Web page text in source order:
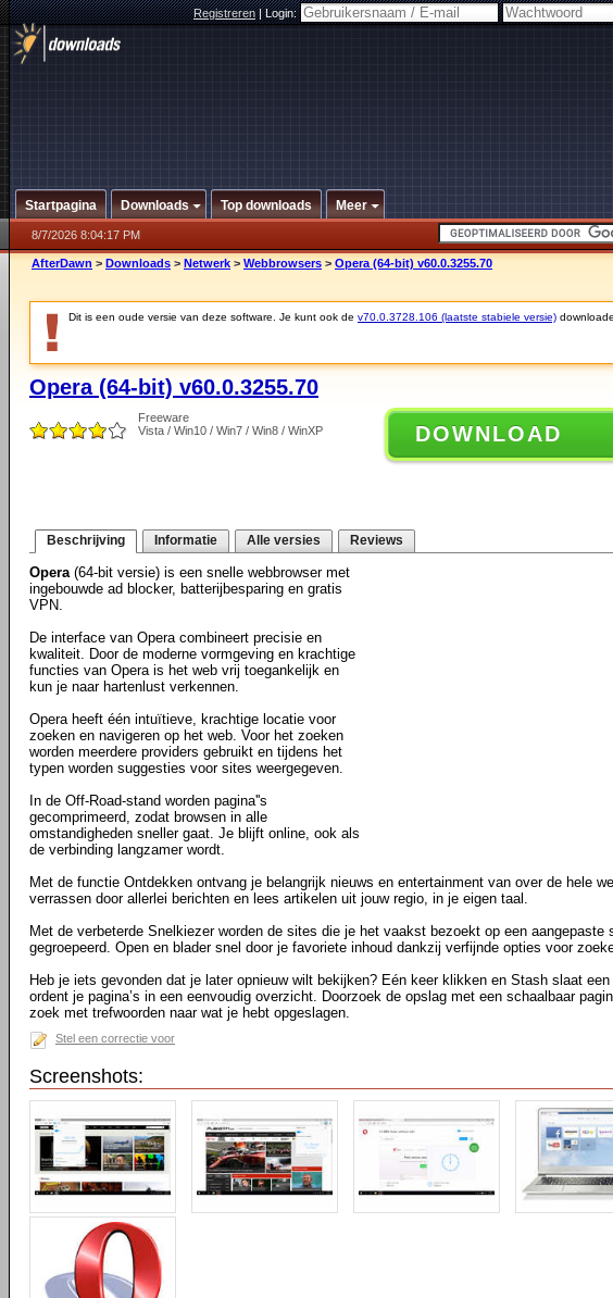
Registreren|Login:
Startpagina Downloads Top downloads Meer
8/7/2026 8:04:17 PM
AfterDawn > Downloads > Netwerk > Webbrowsers > Opera (64-bit) v60.0.3255.70
Dit is een oude versie van deze software. Je kunt ook de v70.0.3728.106 (laatste stabiele versie)
Opera (64-bit) v60.0.3255.70
Freeware
Vista / Win10 / Win7 / Win8 / WinXP
DOWNLOAD
Beschrijving Informatie Alle versies Reviews
Opera(64-bit versie) is een snelle webbrowser met
ingebouwde ad blocker, batterijbesparing en gratis
VPN.
De interface van Opera combineert precisie en
kwaliteit. Door de moderne vormgeving en krachtige
functies van Opera is het web vrij toegankelijk en
kun je naar hartenlust verkennen.
Opera heeft één intuïtieve, krachtige locatie voor
zoeken en navigeren op het web. Voor het zoeken
worden meerdere providers gebruikt en tijdens het
typen worden suggesties voor sites weergegeven.
In de Off-Road-stand worden pagina''s
gecomprimeerd, zodat browsen in alle
omstandigheden sneller gaat. Je blijft online, ook als
de verbinding langzamer wordt.
Met de functie Ontdekken ontvang je belangrijk nieuws en entertainment van over de hele
verrassen door allerlei berichten en lees artikelen uit jouw regio, in je eigen taal.
Met de verbeterde Snelkiezer worden de sites die je het vaakst bezoekt op een aangepaste
gegroepeerd. Open en blader snel door je favoriete inhoud dankzij verfijnde opties voor
Heb je iets gevonden dat je later opnieuw wilt bekijken? Eén keer klikken en Stash slaat een
ordent je pagina’s in een eenvoudig overzicht. Doorzoek de opslag met een schaalbaar
zoek met trefwoorden naar wat je hebt opgeslagen.
Stel een correctie voor
Screenshots: